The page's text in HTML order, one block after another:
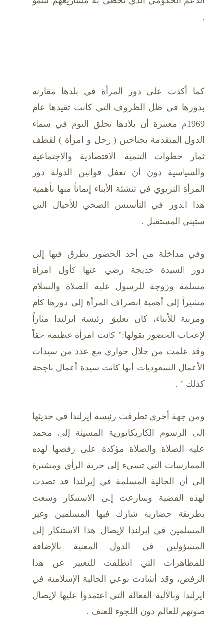
.
كما أكدت على دور المرأة في بلدها مقارنه
بدورها في ظل الظروف التي كانت تقيدها عام
1969م معتبرة أن بلادها تحلق اليوم في سماء
الدول المتقدمة بجناحين ( رجل و امرأة ) لقطف
ثمار خطوات التنمية الاقتصادية والاجتماعية
والسياسية دون أن تغفل قوانين الدولة دور
المرأة التربوي في تنشئة الأبناء إيماناً منها بأهمية
هذا الدور في التأسيس الصحي للأجيال التي
ستبني المستقبل .
وفي مداخلة من أحد الحضور تطرق فيها إلى
دور السيدة خديجة رضي عنها كأول امرأة
مسلمة وزوجة للرسول عليه الصلاة والسلام
مشيراً إلى أهمية انصراف المرأة إلى دورها كأم
ومربية للأبناء، كان تعليق رئيسة ايرلندا مثاراً
لإعجاب الحضور بقولها:" كانت امرأة عظيمة حقاً
وقد علمت من خلال حواري مع عدد من سيدات
الأعمال السعوديات أنها كانت سيدة أعمال ناجحة
كذلك " .
ومن جهة أخرى تطرقت رئيسة إيرلندا في حديثها
إلى الرسوم الكاريكاتورية المسيئة إلى محمد
عليه الصلاة والصلاة مؤكدة على رفضها لهذه
الممارسات التي تسيء إلى حرية الرأي ومشيرة
إلى أن الجالية المسلمة في إيرلندا قد تصدت
لهذه القضية وسارعت إلى الاستنكار وسعت
بطريقة حضارية شارك فيها المسلمين وغير
المسلمين في إيرلندا لإيصال هذا الاستنكار إلى
المسؤولين في الدول المعنية بالإضافة
للمظاهرات التي انطلقت للتعبير عن هذا
الرفض، وقد أشادت بوعي الجالية الإسلامية في
ايرلندا وبالآلية الفعالة التي اعتمدوا عليها لإيصال
صوتهم للعالم دون اللجوء للعنف .